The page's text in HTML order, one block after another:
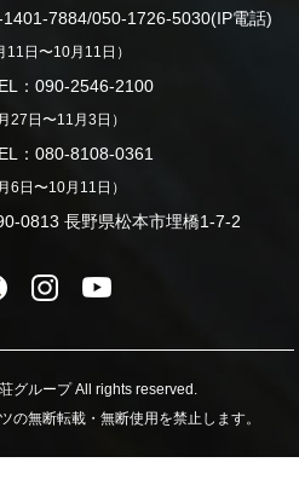
7884/050-1726-5030(IP電話)
11日〜10月11日）
：090-2546-2100
27日〜11月3日）
：080-8108-0361
6日〜10月11日）
0813 長野県松本市埋橋1-7-2
グループ All rights reserved.
の無断転載・無断使用を禁止します。